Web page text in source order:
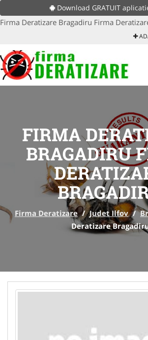
Download GRATUIT
Firma Deratizare Bragadiru Firma
FIRMA
BRAGADIRU
Firma Deratizare / Judet Ilfov /
Deratizare